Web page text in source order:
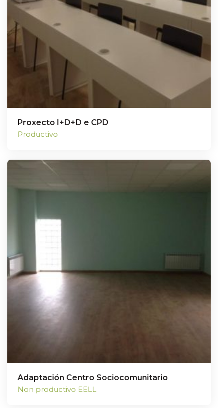
Proxecto I+D+D e CPD
Productivo
Adaptación Centro Sociocomunitario
Non productivo EELL